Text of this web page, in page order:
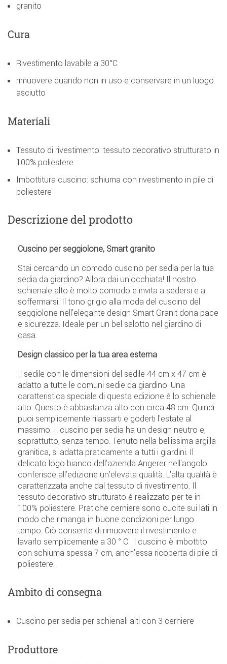
granito
Cura
Rivestimento lavabile a 30°C
rimuovere quando non in uso e conservare in un luogo
asciutto
Materiali
Tessuto di rivestimento: tessuto decorativo strutturato in
100% poliestere
Imbottitura cuscino: schiuma con rivestimento in pile di
poliestere
Descrizione del prodotto
Cuscino per seggiolone, Smart granito
Stai cercando un comodo cuscino per sedia per la tua
sedia da giardino? Allora dai un'occhiata! Il nostro
schienale alto è molto comodo e invita a sedersi e a
soffermarsi. Il tono grigio alla moda del cuscino del
seggiolone nell'elegante design Smart Granit dona pace
e sicurezza. Ideale per un bel salotto nel giardino di
casa.
Design classico per la tua area esterna
Il sedile con le dimensioni del sedile 44 cm x 47 cm è
adatto a tutte le comuni sedie da giardino. Una
caratteristica speciale di questa edizione è lo schienale
alto. Questo è abbastanza alto con circa 48 cm. Quindi
puoi semplicemente rilassarti e goderti l'estate al
massimo. Il cuscino per sedia ha un design neutro e,
soprattutto, senza tempo. Tenuto nella bellissima argilla
granitica, si adatta praticamente a tutti i giardini. Il
delicato logo bianco dell'azienda Angerer nell'angolo
conferisce all'edizione un'elevata qualità. L'alta qualità è
caratterizzata anche dal tessuto di rivestimento. Il
tessuto decorativo strutturato è realizzato per te in
100% poliestere. Pratiche cerniere sono cucite sui lati in
modo che rimanga in buone condizioni per lungo
tempo. Ciò consente di rimuovere il rivestimento e
lavarlo semplicemente a 30 ° C. Il cuscino è imbottito
con schiuma spessa 7 cm, anch'essa ricoperta di pile di
poliestere.
Ambito di consegna
Cuscino per sedia per schienali alti con 3 cerniere
Produttore